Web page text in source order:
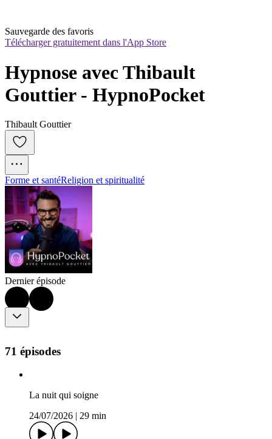
Sauvegarde des favoris
Télécharger gratuitement dans l'App Store
Hypnose avec Thibault
Gouttier - HypnoPocket
Thibault Gouttier
Forme et santéReligion et spiritualité
Dernier épisode
71 épisodes